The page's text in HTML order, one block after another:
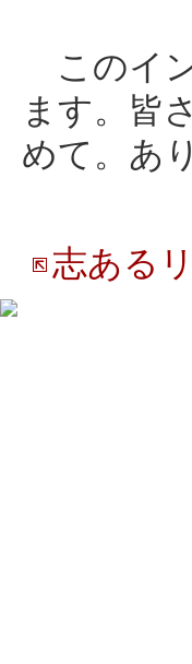
このイ
ます。皆
めて。あ
志ある